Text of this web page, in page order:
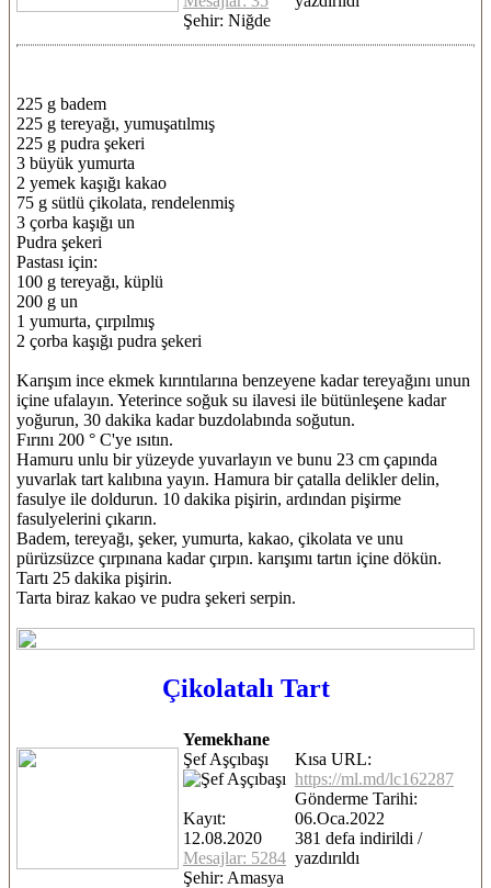
Şehir: Niğde
225 g badem
225 g tereyağı, yumuşatılmış
225 g pudra şekeri
3 büyük yumurta
2 yemek kaşığı kakao
75 g sütlü çikolata, rendelenmiş
3 çorba kaşığı un
Pudra şekeri
Pastası için:
100 g tereyağı, küplü
200 g un
1 yumurta, çırpılmış
2 çorba kaşığı pudra şekeri
Karışım ince ekmek kırıntılarına benzeyene kadar tereyağını unun
içine ufalayın. Yeterince soğuk su ilavesi ile bütünleşene kadar
yoğurun, 30 dakika kadar buzdolabında soğutun.
Fırını 200 ° C'ye ısıtın.
Hamuru unlu bir yüzeyde yuvarlayın ve bunu 23 cm çapında
yuvarlak tart kalıbına yayın. Hamura bir çatalla delikler delin,
fasulye ile doldurun. 10 dakika pişirin, ardından pişirme
fasulyelerini çıkarın.
Badem, tereyağı, şeker, yumurta, kakao, çikolata ve unu
pürüzsüzce çırpınana kadar çırpın. karışımı tartın içine dökün.
Tartı 25 dakika pişirin.
Tarta biraz kakao ve pudra şekeri serpin.
Çikolatalı Tart
Yemekhane
Şef Aşçıbaşı
Kayıt:
12.08.2020
Mesajlar: 5284
Şehir: Amasya
Kısa URL:
https://ml.md/lc162287
Gönderme Tarihi:
06.Oca.2022
381 defa indirildi /
yazdırıldı